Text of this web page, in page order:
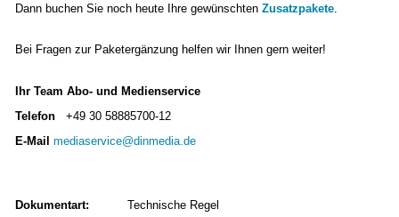
Dann buchen Sie noch heute Ihre gewünschten Zusatzpakete
Bei Fragen zur Paketergänzung helfen wir Ihnen gern weiter!
Ihr Team Abo- und Medienservice
Telefon +49 30 58885700-12
E-Mail mediaservice@dinmedia.de
Dokumentart:
Technische Regel